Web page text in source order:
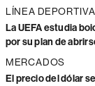
LÍNEA DEPORTIVA
La UEFA estudia
por su plan de
MERCADOS
El precio del dólar